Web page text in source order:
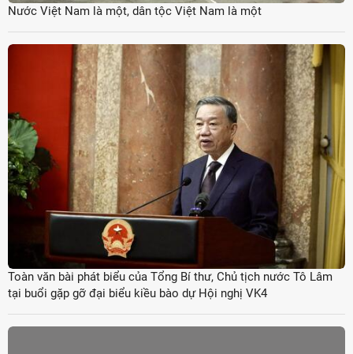
Nước Việt Nam là một, dân tộc Việt Nam là một
Toàn văn bài phát biểu của Tổng Bí thư, Chủ tịch nước Tô Lâm
tại buổi gặp gỡ đại biểu kiều bào dự Hội nghị VK4